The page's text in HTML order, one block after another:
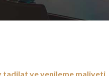
tadilat ve yenileme maliyeti,